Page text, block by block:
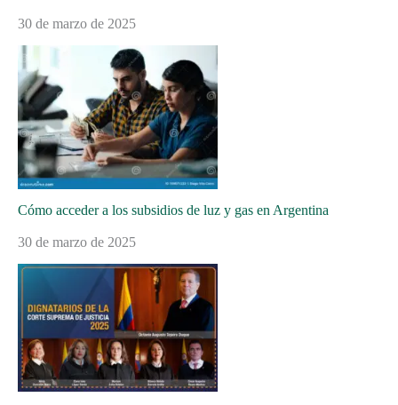
30 de marzo de 2025
Cómo acceder a los subsidios de luz y gas en Argentina
30 de marzo de 2025